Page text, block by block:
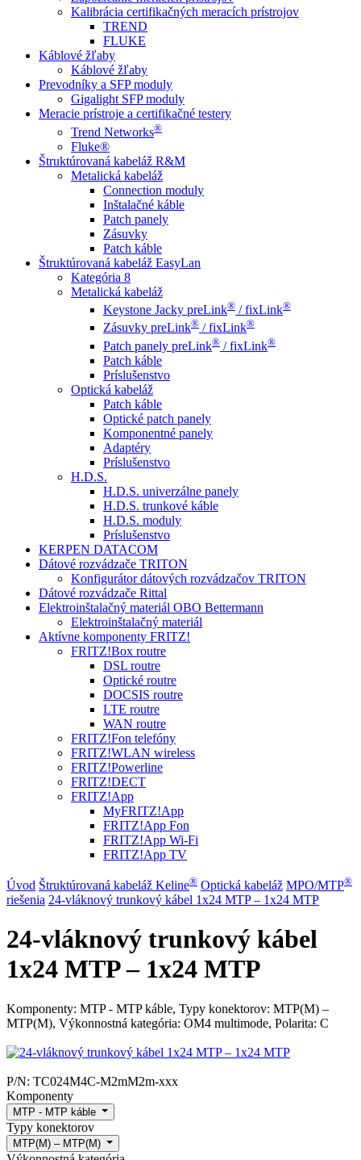
Kalibrácia certifikačných meracích prístrojov
TREND
FLUKE
Káblové žľaby
Káblové žľaby
Prevodníky a SFP moduly
Gigalight SFP moduly
Meracie prístroje a certifikačné testery
Trend Networks®
Fluke®
Štruktúrovaná kabeláž R&M
Metalická kabeláž
Connection moduly
Inštalačné káble
Patch panely
Zásuvky
Patch káble
Štruktúrovaná kabeláž EasyLan
Kategória 8
Metalická kabeláž
Keystone Jacky preLink® / fixLink®
Zásuvky preLink® / fixLink®
Patch panely preLink® / fixLink®
Patch káble
Príslušenstvo
Optická kabeláž
Patch káble
Optické patch panely
Komponentné panely
Adaptéry
Príslušenstvo
H.D.S.
H.D.S. univerzálne panely
H.D.S. trunkové káble
H.D.S. moduly
Príslušenstvo
KERPEN DATACOM
Dátové rozvádzače TRITON
Konfigurátor dátových rozvádzačov TRITON
Dátové rozvádzače Rittal
Elektroinštalačný materiál OBO Bettermann
Elektroinštalačný materiál
Aktívne komponenty FRITZ!
FRITZ!Box routre
DSL routre
Optické routre
DOCSIS routre
LTE routre
WAN routre
FRITZ!Fon telefóny
FRITZ!WLAN wireless
FRITZ!Powerline
FRITZ!DECT
FRITZ!App
MyFRITZ!App
FRITZ!App Fon
FRITZ!App Wi-Fi
FRITZ!App TV
Úvod Štruktúrovaná kabeláž Keline® Optická kabeláž MPO/MTP®
riešenia 24-vláknový trunkový kábel 1x24 MTP – 1x24 MTP
24-vláknový trunkový kábel
1x24 MTP – 1x24 MTP
Komponenty: MTP - MTP káble, Typy konektorov: MTP(M) –
MTP(M), Výkonnostná kategória: OM4 multimode, Polarita: C
P/N: TC024M4C-M2mM2m-xxx
Komponenty
MTP - MTP káble
Typy konektorov
MTP(M) – MTP(M)